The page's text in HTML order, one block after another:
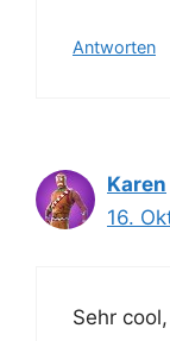
Antworten
Karen
16.
Sehr